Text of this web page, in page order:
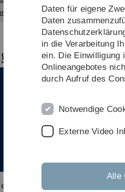
Förderung Interne Lehrförderung
an der
Universität Ulm eine zentrale
Daten für eigene
Daten
in die Verarbeitung
ein. Die Einwilligung
Onlineangebotes
durch Aufruf des
Notwendige
Externe Video
Alle